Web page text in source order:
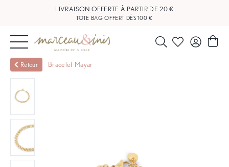
LIVRAISON OFFERTE À PARTIR DE 20 €
TOTE BAG OFFERT DÈS 100 €
NOUVEAUTÉS
OUTLET
BLOG
Retour Bracelet Mayar